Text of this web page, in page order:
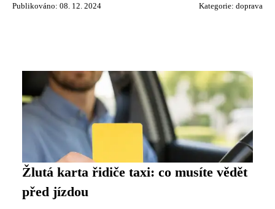
Publikováno: 08. 12. 2024 Kategorie: doprava
Žlutá karta řidiče taxi: co musíte vědět
před jízdou